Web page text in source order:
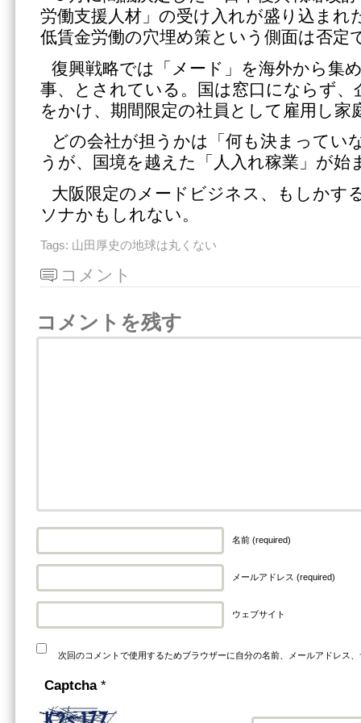
労働支援人材」の受け入れが盛り込まれ
低賃金労働の穴埋め策という側面は否定
復興戦略では「メード」を海外から集
事、とされている。国は窓口にならず、
をかけ、期間限定の社員として雇用し家
どの会社が担うかは「何も決まってい
うが、国境を越えた「人入れ稼業」が始
大阪限定のメードビジネス、もしかす
ソナかもしれない。
Tags: 山田厚史の地球は丸くない
コメント
コメントを残す
名前 (required)
メールアドレス (required)
ウェブサイト
次回のコメントで使用するためブラウザーに自分の名前、メールアドレス
Captcha *